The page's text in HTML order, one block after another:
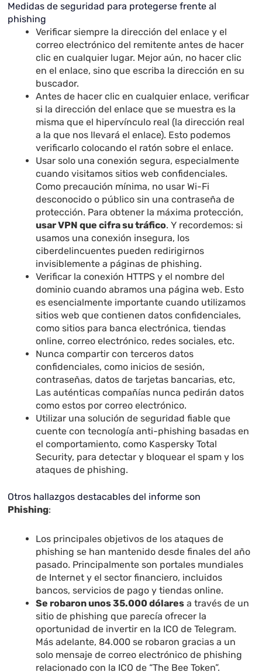
Medidas de seguridad para protegerse frente al
phishing
Verificar siempre la dirección del enlace y el
correo electrónico del remitente antes de hacer
clic en cualquier lugar. Mejor aún, no hacer clic
en el enlace, sino que escriba la dirección en su
buscador.
Antes de hacer clic en cualquier enlace, verificar
si la dirección del enlace que se muestra es la
misma que el hipervínculo real (la dirección real
a la que nos llevará el enlace). Esto podemos
verificarlo colocando el ratón sobre el enlace.
Usar solo una conexión segura, especialmente
cuando visitamos sitios web confidenciales.
Como precaución mínima, no usar Wi-Fi
desconocido o público sin una contraseña de
protección. Para obtener la máxima protección,
usar VPN que cifra su tráfico. Y recordemos: si
usamos una conexión insegura, los
ciberdelincuentes pueden redirigirnos
invisiblemente a páginas de phishing.
Verificar la conexión HTTPS y el nombre del
dominio cuando abramos una página web. Esto
es esencialmente importante cuando utilizamos
sitios web que contienen datos confidenciales,
como sitios para banca electrónica, tiendas
online, correo electrónico, redes sociales, etc.
Nunca compartir con terceros datos
confidenciales, como inicios de sesión,
contraseñas, datos de tarjetas bancarias, etc,
Las auténticas compañías nunca pedirán datos
como estos por correo electrónico.
Utilizar una solución de seguridad fiable que
cuente con tecnología anti-phishing basadas en
el comportamiento, como Kaspersky Total
Security, para detectar y bloquear el spam y los
ataques de phishing.
Otros hallazgos destacables del informe son
Phishing:
Los principales objetivos de los ataques de
phishing se han mantenido desde finales del año
pasado. Principalmente son portales mundiales
de Internet y el sector financiero, incluidos
bancos, servicios de pago y tiendas online.
Se robaron unos 35.000 dólares a través de un
sitio de phishing que parecía ofrecer la
oportunidad de invertir en la ICO de Telegram.
Más adelante, 84.000 se robaron gracias a un
solo mensaje de correo electrónico de phishing
relacionado con la ICO de “The Bee Token”.